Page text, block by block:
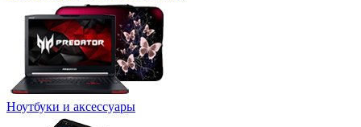
Ноутбуки и аксессуары